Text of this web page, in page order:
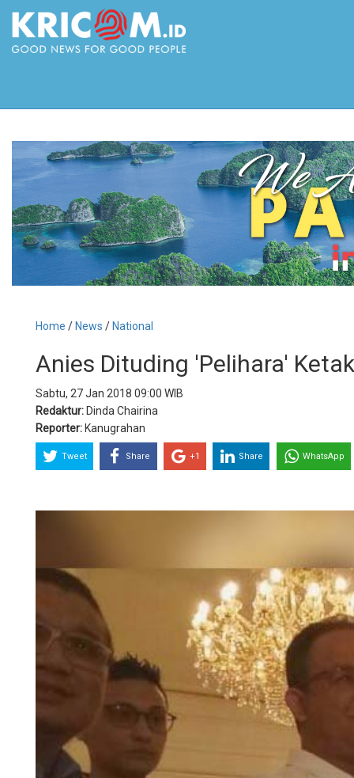
Home / News / National
Anies Dituding 'Pelihara'
Sabtu, 27 Jan 2018 09:00 WIB
Redaktur: Dinda Chairina
Reporter: Kanugrahan
Tweet Share +1 Share WhatsApp